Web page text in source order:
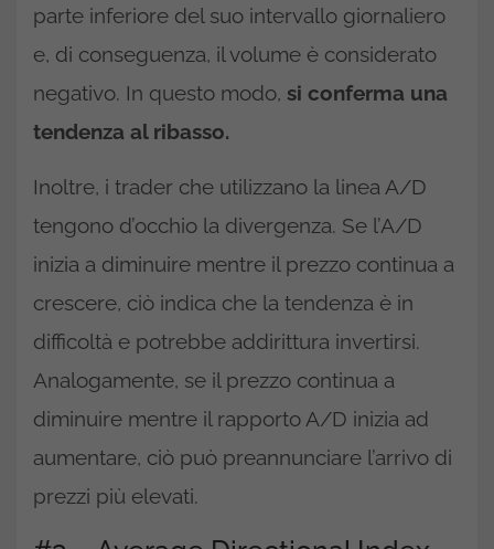
parte inferiore del suo intervallo giornaliero
e, di conseguenza, il volume è considerato
negativo. In questo modo, si conferma una
tendenza al ribasso.
Inoltre, i trader che utilizzano la linea A/D
tengono d’occhio la divergenza. Se l’A/D
inizia a diminuire mentre il prezzo continua a
crescere, ciò indica che la tendenza è in
difficoltà e potrebbe addirittura invertirsi.
Analogamente, se il prezzo continua a
diminuire mentre il rapporto A/D inizia ad
aumentare, ciò può preannunciare l’arrivo di
prezzi più elevati.